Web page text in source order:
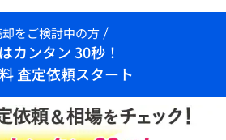
却をご検討中の方
カンタン 30秒！
査定依頼スタート